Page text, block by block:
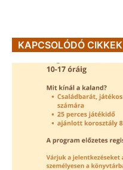
KAPCSOLÓDÓ CIKKEK